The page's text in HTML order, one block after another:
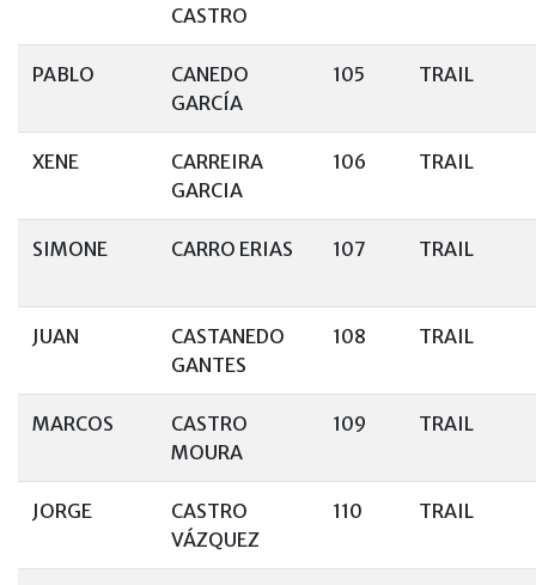
CASTRO
PABLO
CANEDO
GARCÍA
105 TRAIL
XENE
CARREIRA
GARCIA
106 TRAIL
SIMONE CARRO ERIAS 107 TRAIL
JUAN
CASTANEDO
GANTES
108 TRAIL
MARCOS
CASTRO
MOURA
109 TRAIL
JORGE
CASTRO
VÁZQUEZ
110 TRAIL